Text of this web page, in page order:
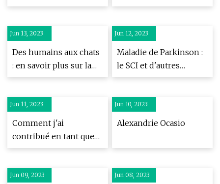
protection contre
thermique
publie un avis sur le Nil
positif
Jun 13, 2023
Des humains aux chats
: en savoir plus sur la
maladie de Lyme chez
Understanding Animal
Research
Jun 12, 2023
Maladie de Parkinson :
le SCI et d'autres
maladies intestinales
signes précoces
Jun 11, 2023
Comment j'ai
contribué en tant que
testeur à un système
automatique :
Jun 10, 2023
Alexandrie Ocasio
Jun 09, 2023 Jun 08, 2023